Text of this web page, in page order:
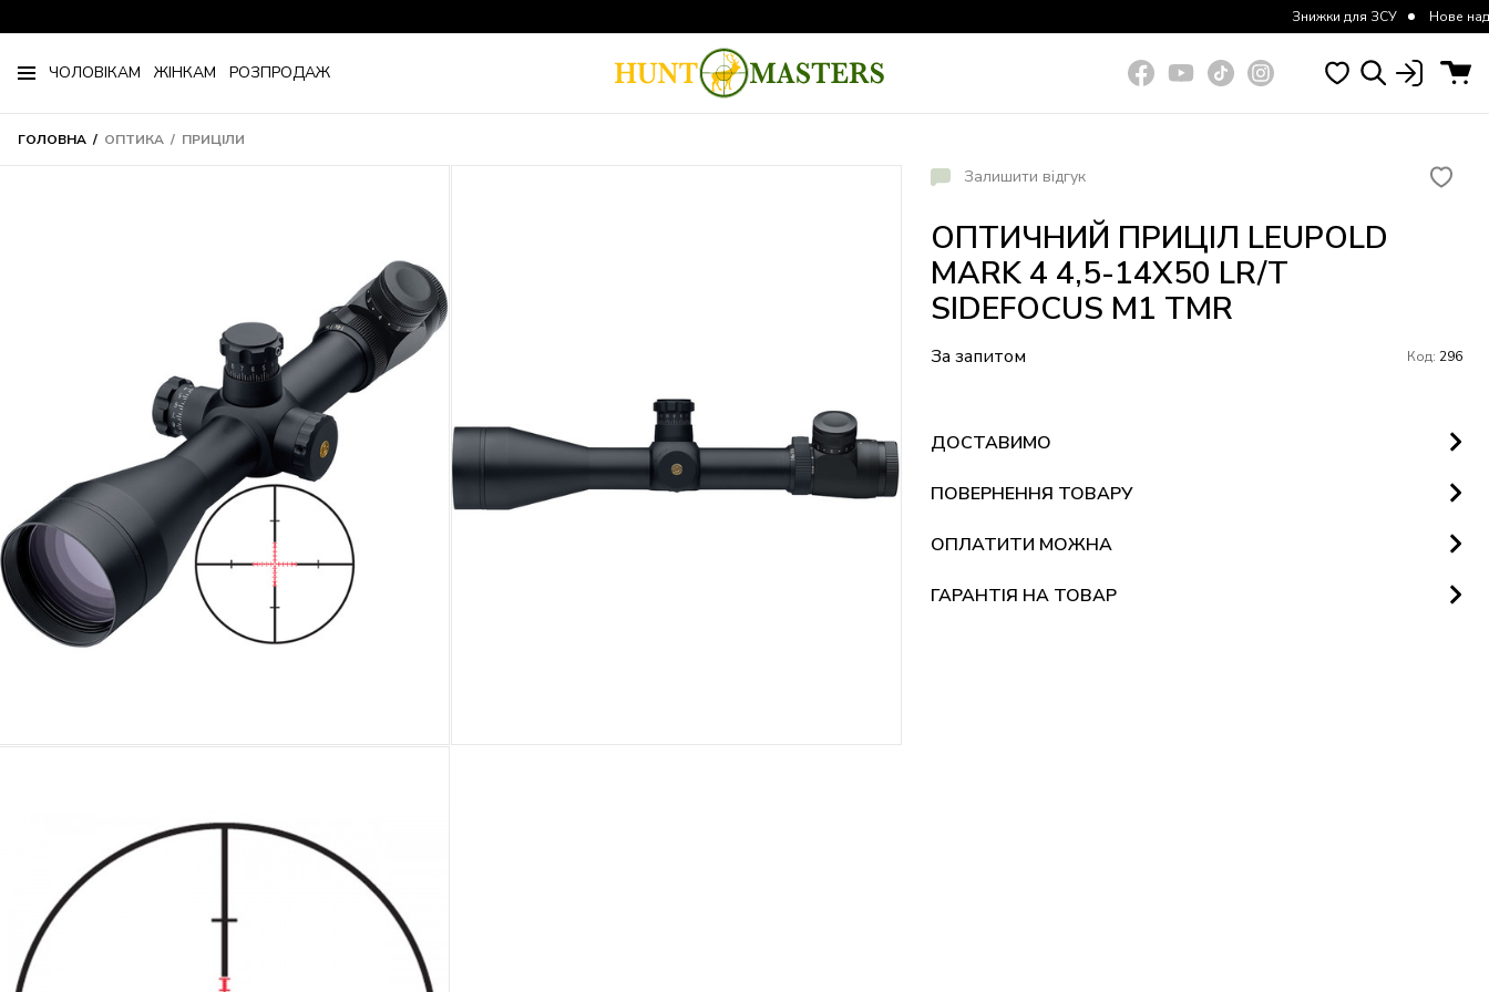
Знижки для ЗСУ Нове надходження
ЧОЛОВІКАМ ЖІНКАМ РОЗПРОДАЖ
ГОЛОВНА ОПТИКА ПРИЦІЛИ
Залишити відгук
ОПТИЧНИЙ ПРИЦІЛ LEUPOLD
MARK 4 4,5-14X50 LR/T
SIDEFOCUS M1 TMR
За запитом Код: 296
ДОСТАВИМО
ПОВЕРНЕННЯ ТОВАРУ
ОПЛАТИТИ МОЖНА
ГАРАНТІЯ НА ТОВАР